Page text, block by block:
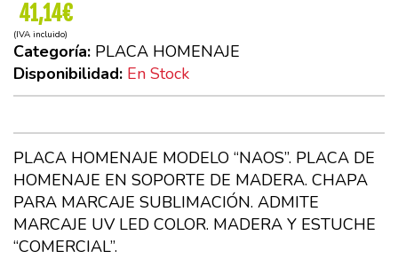
41,14€
(IVA incluido)
Categoría: PLACA HOMENAJE
Disponibilidad: En Stock
PLACA HOMENAJE MODELO “NAOS”. PLACA DE
HOMENAJE EN SOPORTE DE MADERA. CHAPA
PARA MARCAJE SUBLIMACIÓN. ADMITE
MARCAJE UV LED COLOR. MADERA Y ESTUCHE
“COMERCIAL”.